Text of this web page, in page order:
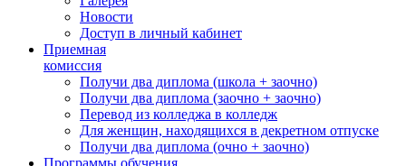
Новости
Доступ в личный кабинет
Приемная
комиссия
Получи два диплома (школа + заочно)
Получи два диплома (заочно + заочно)
Перевод из колледжа в колледж
Для женщин, находящихся в декретном отпуске
Получи два диплома (очно + заочно)
Программы обучения